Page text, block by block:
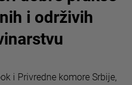
i održivih
i Privredne komore Srbije,